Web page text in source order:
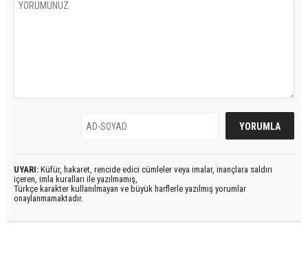
UYARI: Küfür, hakaret, rencide edici cümleler veya imalar, inançlara saldırı
içeren, imla kuralları ile yazılmamış,
Türkçe karakter kullanılmayan ve büyük harflerle yazılmış yorumlar
onaylanmamaktadır.